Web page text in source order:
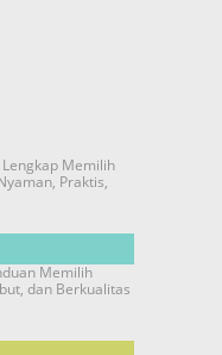
Memilih
Praktis,
Memilih
dan Berkualitas